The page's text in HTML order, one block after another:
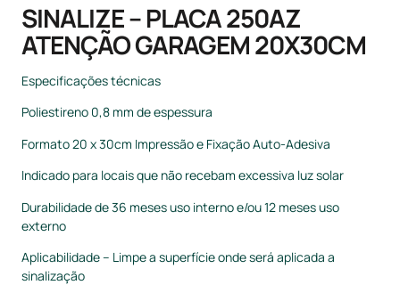
SINALIZE – PLACA 250AZ
ATENÇÃO GARAGEM 20X30CM
Especificações técnicas
Poliestireno 0,8 mm de espessura
Formato 20 x 30cm Impressão e Fixação Auto-Adesiva
Indicado para locais que não recebam excessiva luz solar
Durabilidade de 36 meses uso interno e/ou 12 meses uso
externo
Aplicabilidade – Limpe a superfície onde será aplicada a
sinalização